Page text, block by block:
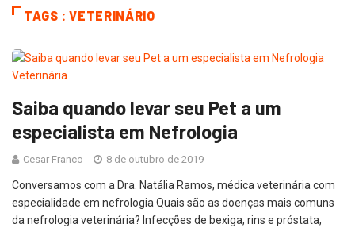
TAGS : VETERINÁRIO
Saiba quando levar seu Pet a um
especialista em Nefrologia
Cesar Franco 8 de outubro de 2019
Conversamos com a Dra. Natália Ramos, médica veterinária com
especialidade em nefrologia Quais são as doenças mais comuns
da nefrologia veterinária? Infecções de bexiga, rins e próstata,